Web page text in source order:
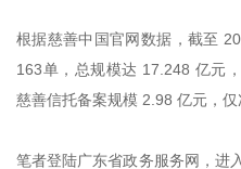
根据慈善中国官网数据，截至
163单，总规模达 17.248 亿元
慈善信托备案规模 2.98 亿元，仅
笔者登陆广东省政务服务网，进